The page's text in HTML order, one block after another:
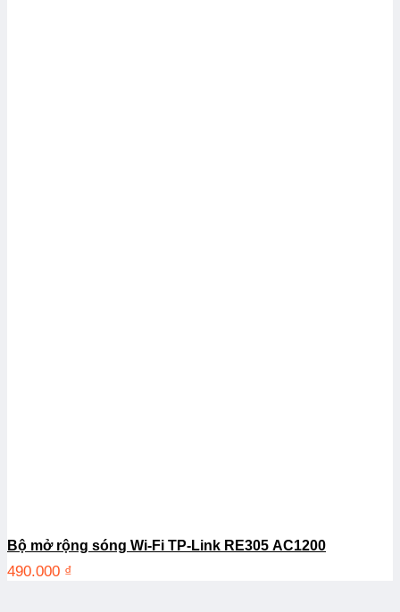
Bộ mở rộng sóng Wi-Fi TP-Link RE305 AC1200
490.000 ₫